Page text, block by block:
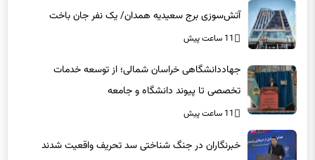
آتش‌سوزی برج سعیدیه همدان/ یک نفر جان باخت
11 ساعت پیش
جهاددانشگاهی خراسان شمالی؛ از توسعه خدمات
تخصصی تا پیوند دانشگاه و جامعه
11 ساعت پیش
خبرنگاران در جنگ شناختی سد تحریف واقعیت شدند